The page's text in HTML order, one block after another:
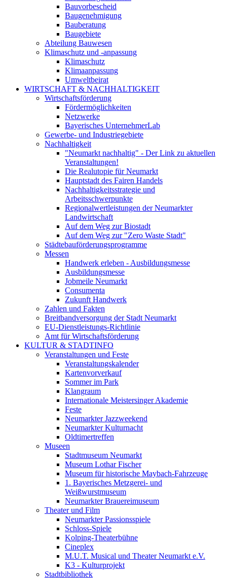
Bauvorbescheid
Baugenehmigung
Bauberatung
Baugebiete
Abteilung Bauwesen
Klimaschutz und -anpassung
Klimaschutz
Klimaanpassung
Umweltbeirat
WIRTSCHAFT & NACHHALTIGKEIT
Wirtschaftsförderung
Fördermöglichkeiten
Netzwerke
Bayerisches UnternehmerLab
Gewerbe- und Industriegebiete
Nachhaltigkeit
"Neumarkt nachhaltig" - Der Link zu aktuellen
Veranstaltungen!
Die Realutopie für Neumarkt
Hauptstadt des Fairen Handels
Nachhaltigkeitsstrategie und
Arbeitsschwerpunkte
Regionalwertleistungen der Neumarkter
Landwirtschaft
Auf dem Weg zur Biostadt
Auf dem Weg zur "Zero Waste Stadt"
Städtebauförderungsprogramme
Messen
Handwerk erleben - Ausbildungsmesse
Ausbildungsmesse
Jobmeile Neumarkt
Consumenta
Zukunft Handwerk
Zahlen und Fakten
Breitbandversorgung der Stadt Neumarkt
EU-Dienstleistungs-Richtlinie
Amt für Wirtschaftsförderung
KULTUR & STADTINFO
Veranstaltungen und Feste
Veranstaltungskalender
Kartenvorverkauf
Sommer im Park
Klangraum
Internationale Meistersinger Akademie
Feste
Neumarkter Jazzweekend
Neumarkter Kulturnacht
Oldtimertreffen
Museen
Stadtmuseum Neumarkt
Museum Lothar Fischer
Museum für historische Maybach-Fahrzeuge
1. Bayerisches Metzgerei- und
Weißwurstmuseum
Neumarkter Brauereimuseum
Theater und Film
Neumarkter Passionsspiele
Schloss-Spiele
Kolping-Theaterbühne
Cineplex
M.U.T. Musical und Theater Neumarkt e.V.
K3 - Kulturprojekt
Stadtbibliothek